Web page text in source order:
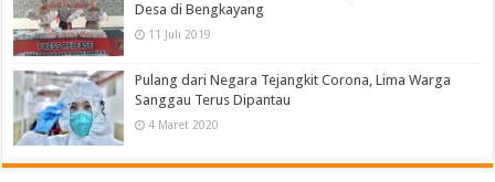
Desa di Bengkayang
11 Juli 2019
Pulang dari Negara Tejangkit Corona, Lima Warga
Sanggau Terus Dipantau
4 Maret 2020